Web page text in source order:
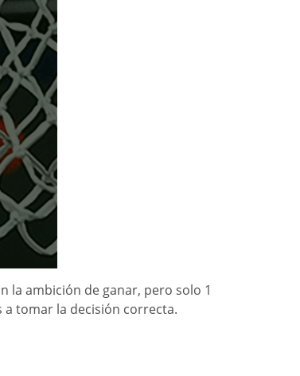
la ambición de ganar, pero solo 1
a tomar la decisión correcta.